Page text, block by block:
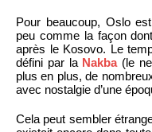
Pour beaucoup, Oslo
peu comme la façon
après le Kosovo. Le
défini par la Nakba(le
plus en plus, de
avec nostalgie d’une
Cela peut sembler